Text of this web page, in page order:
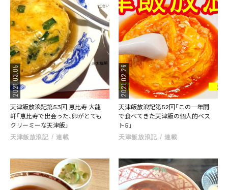
2021.03.05
天津飯放浪記第53回 恵比寿 大龍
軒「恵比寿で出会った、卵がとても
クリーミーな天津飯」
天津飯放浪記 連載
2021.02.26
天津飯放浪記第52回「この一年間
で食べてきた天津飯の個人的ベス
ト5」
天津飯放浪記 連載